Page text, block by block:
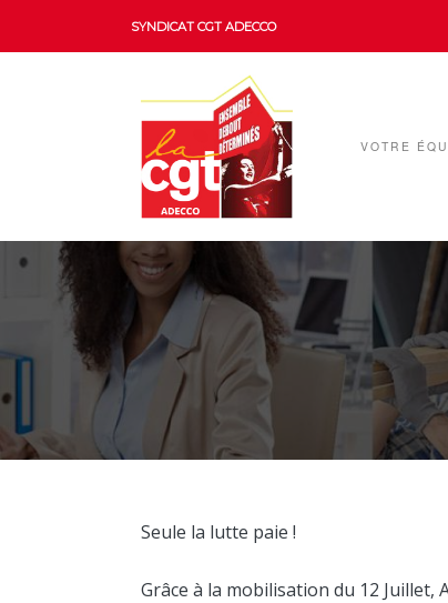
SYNDICAT CGT ADECCO
VOTRE
Seule la lutte paie !
Grâce à la mobilisation du 12 Juillet,